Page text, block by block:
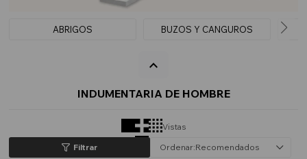
ABRIGOS BUZOS Y CANGUROS
INDUMENTARIA DE HOMBRE
Vistas
Recomendados